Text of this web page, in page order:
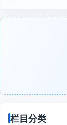
栏目分类